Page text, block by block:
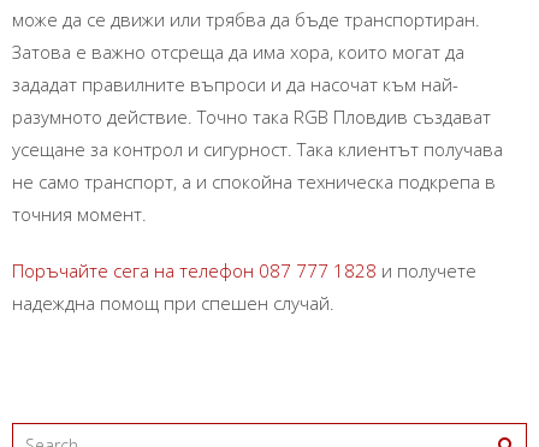
може да се движи или трябва да бъде транспортиран.
Затова е важно отсреща да има хора, които могат да
зададат правилните въпроси и да насочат към най-
разумното действие. Точно така RGB Пловдив създават
усещане за контрол и сигурност. Така клиентът получава
не само транспорт, а и спокойна техническа подкрепа в
точния момент.
Поръчайте сега на телефон 087 777 1828 и получете
надеждна помощ при спешен случай.